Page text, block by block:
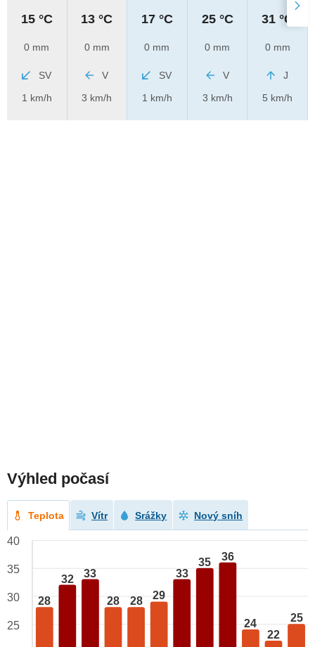
15 °C
0 mm
SV
1 km/h
13 °C
0 mm
V
3 km/h
17 °C
0 mm
SV
1 km/h
25 °C
0 mm
V
3 km/h
31 °C
0 mm
J
5 km/h
Výhled počasí
Teplota Vítr Srážky Nový sníh
28
32 33
28 28 29
33
35 36
24
22
25
40
35
30
25